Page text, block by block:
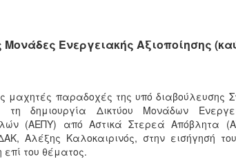
Ενεργειακής Αξιοποίησης
μαχητές παραδοχές της υπό διαβούλευσης
δημιουργία Δικτύου Μονάδων
(ΑΕΠΥ) από Αστικά Στερεά Απόβλητα
Αλέξης Καλοκαιρινός, στην εισήγησή
του θέματος.